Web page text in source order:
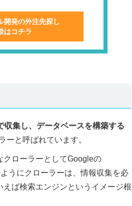
開発の外注先探し
はコチラ
集し、データベースを構築する
ーと呼ばれています。
クローラーとしてGoogleの
うにクローラーは、情報収集を必
ば検索エンジンというイメージ根